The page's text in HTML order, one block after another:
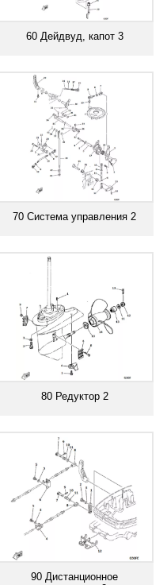
60 Дейдвуд, капот 3
70 Система управления 2
80 Редуктор 2
90 Дистанционное